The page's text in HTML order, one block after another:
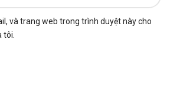
và trang web trong trình duyệt này cho
tôi.